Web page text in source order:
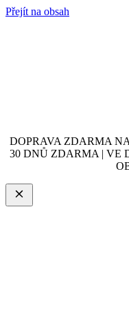
Přejít na obsah
DOPRAVA ZDARMA
30 DNŮ ZDARMA | VE